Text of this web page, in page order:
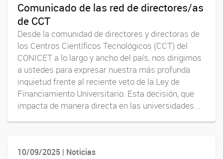
Comunicado de las red de directores/as
de CCT
Desde la comunidad de directores y directoras de
los Centros Científicos Tecnológicos (CCT) del
CONICET a lo largo y ancho del país, nos dirigimos
a ustedes para expresar nuestra más profunda
inquietud frente al reciente veto de la Ley de
Financiamiento Universitario. Esta decisión, que
impacta de manera directa en las universidades...
10/09/2025 | Noticias